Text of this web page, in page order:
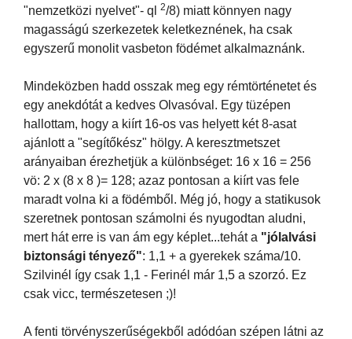
"nemzetközi nyelvet"- ql
2/8) miatt könnyen nagy
magasságú szerkezetek keletkeznének, ha csak
egyszerű monolit vasbeton födémet alkalmaznánk.
Mindeközben hadd osszak meg egy rémtörténetet és
egy anekdótát a kedves Olvasóval. Egy tüzépen
hallottam, hogy a kiírt 16-os vas helyett két 8-asat
ajánlott a "segítőkész" hölgy. A keresztmetszet
arányaiban érezhetjük a különbséget: 16 x 16 = 256
vö: 2 x (8 x 8 )= 128; azaz pontosan a kiírt vas fele
maradt volna ki a födémből. Még jó, hogy a statikusok
szeretnek pontosan számolni és nyugodtan aludni,
mert hát erre is van ám egy képlet...tehát a "jólalvási
biztonsági tényező": 1,1 + a gyerekek száma/10.
Szilvinél így csak 1,1 - Ferinél már 1,5 a szorzó. Ez
csak vicc, természetesen ;)!
A fenti törvényszerűségekből adódóan szépen látni az